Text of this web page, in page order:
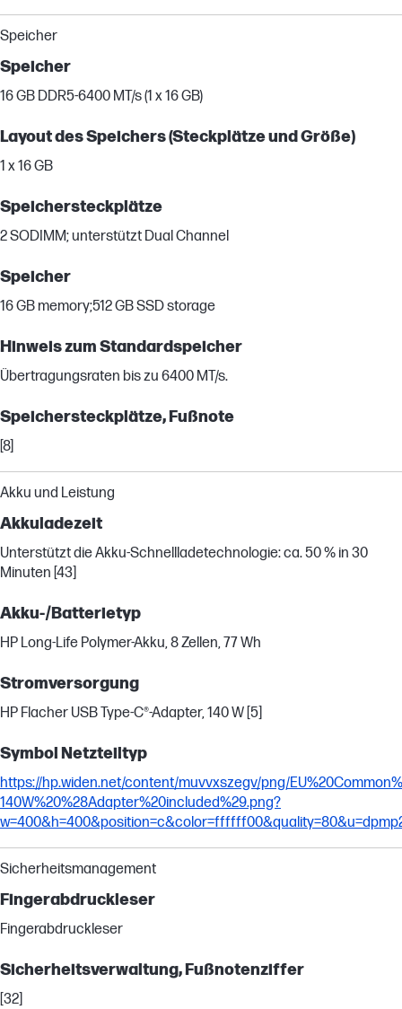
Speicher
Speicher
16 GB DDR5-6400 MT/s (1 x 16 GB)
Layout des Speichers (Steckplätze und Größe)
1 x 16 GB
Speichersteckplätze
2 SODIMM; unterstützt Dual Channel
Speicher
16 GB memory;512 GB SSD storage
Hinweis zum Standardspeicher
Übertragungsraten bis zu 6400 MT/s.
Speichersteckplätze, Fußnote
[8]
Akku und Leistung
Akkuladezeit
Unterstützt die Akku-Schnellladetechnologie: ca. 50 % in 30
Minuten [43]
Akku-/Batterietyp
HP Long-Life Polymer-Akku, 8 Zellen, 77 Wh
Stromversorgung
HP Flacher USB Type-C®-Adapter, 140 W [5]
Symbol Netzteiltyp
https://hp.widen.net/content/muvvxszegv/png/
140W%20%28Adapter%20included%29.png?
Sicherheitsmanagement
Fingerabdruckleser
Fingerabdruckleser
Sicherheitsverwaltung, Fußnotenziffer
[32]